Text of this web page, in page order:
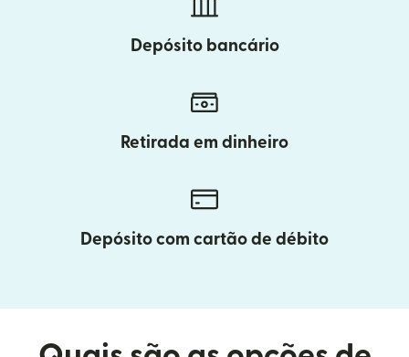
Depósito bancário
Retirada em dinheiro
Depósito com cartão de débito